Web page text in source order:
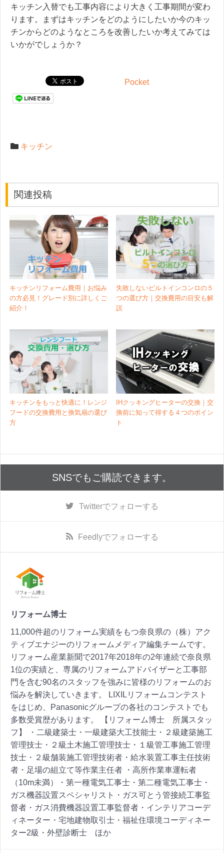
キッチン入替でも工事内容により大きく工事期間が変わ
ります。まずはキッチンをどのようにしたいか今のキッ
チンからどのようなところを改善したいか考えてみては
いかがでしょうか？
Pocket
キッチン
関連投稿
キッチンリフォーム費用｜お悩み
の方必見！グレード別に詳しくご
紹介！
失敗しないビルトインコンロの５
つの選び方｜交換費用の目安も解
説
キッチンをもっと快適に！レンジ
フードの交換費用と換気扇の選び
方
IHクッキングヒーターの交換｜交
換前に知って得する４つのポイン
ト
SNSでもご購読できます。
Twitterでフォローする
Feedlyでフォローする
リフォーム博士
11,000件超のリフォーム実績をもつ奈良県の（株）アク
ティブエナジーのリフォームメディア編集チームです。
リフォーム産業新聞で2017年2018年の2年連続で奈良県
1位の実績と、専属のリフォームアドバイザーと工事部
門を含む90名のスタッフを強みに皆様のリフォームのお
悩みを解決していきます。 LIXILリフォームコンテスト
をはじめ、Panasonicグループの各社のコンテストでも
多数受賞歴があります。 【リフォーム博士 所属スタッ
フ】 ・二級建築士・一級建築大工技能士・２級建築施工
管理技士・２級土木施工管理技士・１級管工事施工管理
技士・２級舗装施工管理技術者・給水装置工事主任技術
者・足場の組立て等作業主任者 ・高所作業車運転者
（10m未満）・第一種電気工事士・第二種電気工事士・
ガス機器設置スペシャリスト・ガス可とう管接続工事監
督者・ガス消費機器設置工事監督者・インテリアコーデ
ィネーター・宅地建物取引士・福祉住環境コーディネー
ター2級・外壁診断士 ほか